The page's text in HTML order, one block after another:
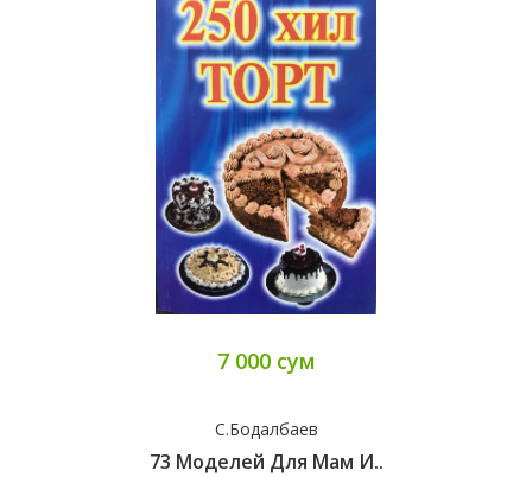
7 000 сум
С.Бодалбаев
73 Моделей Для Мам И..